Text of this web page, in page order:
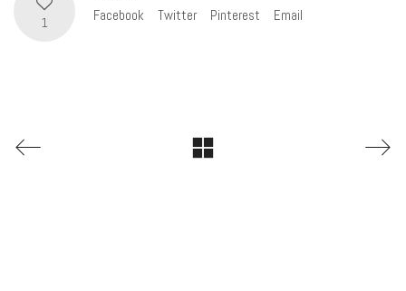
1 Facebook Twitter Pinterest Email